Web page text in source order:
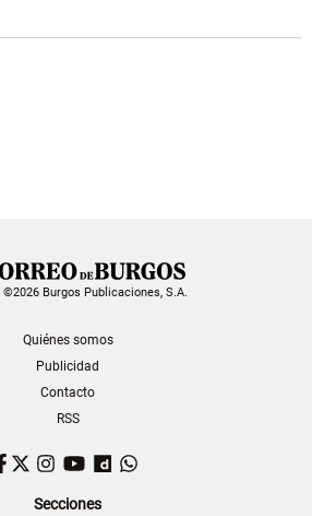
©2026 Burgos Publicaciones, S.A.
Quiénes somos
Publicidad
Contacto
RSS
Facebook
TwitterInstagram
YouTubeDailymotion
Secciones